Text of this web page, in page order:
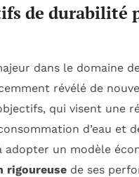
de durabilité
dans le domaine
révélé de
qui visent une
d’eau et
adopter un modèle
rigoureuse de ses